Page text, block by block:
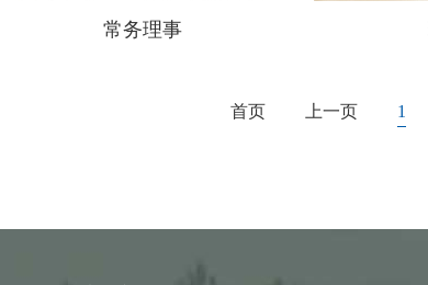
常务理事
首页 上一页 1